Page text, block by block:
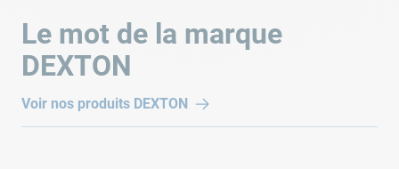
Le mot de la marque
DEXTON
Voir nos produits DEXTON